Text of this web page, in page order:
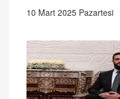
10 Mart 2025 Pazartesi